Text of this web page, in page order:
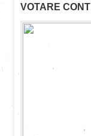
VOTARE